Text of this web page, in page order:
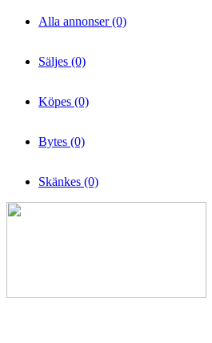
Alla annonser (0)
Säljes (0)
Köpes (0)
Bytes (0)
Skänkes (0)